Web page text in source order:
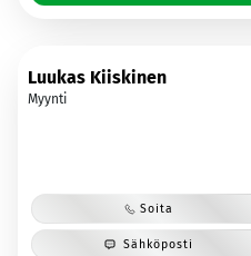
Luukas Kiiskinen
Myynti
Soita
Sähköposti